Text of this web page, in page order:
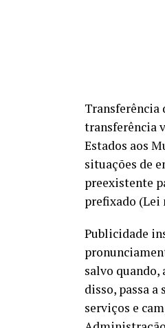
Transferência
transferência
Estados aos
situações de
preexistente
prefixado (Lei
Publicidade
salvo
disso, passa
serviços e